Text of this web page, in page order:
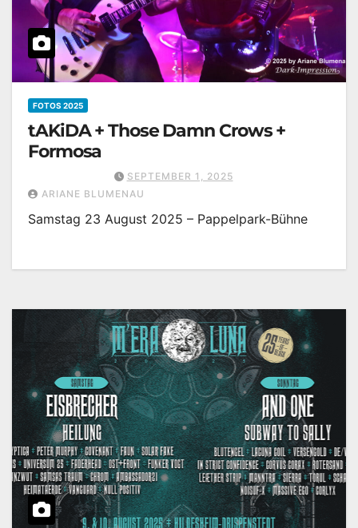
FOTOS 2025
tAKiDA + Those Damn Crows +
Formosa
SEPTEMBER 1, 2025
ARIANE BLUMENAU
Samstag 23 August 2025 – Pappelpark-Bühne